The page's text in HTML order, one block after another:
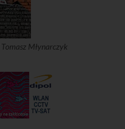
Młynarczyk